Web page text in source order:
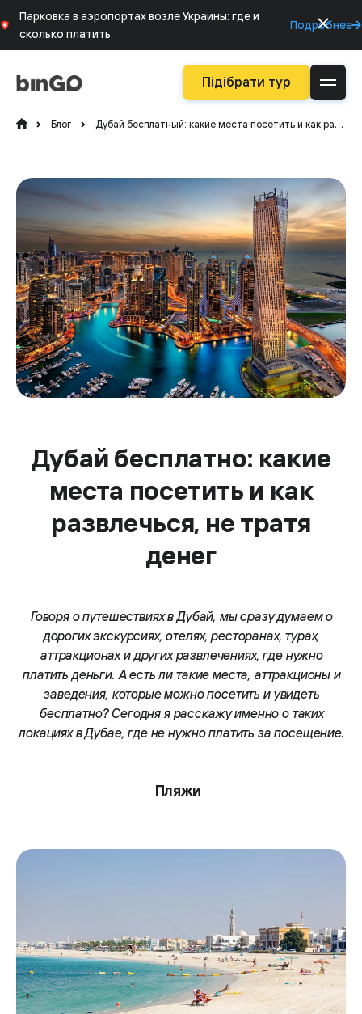
Парковка в аэропортах возле Украины: где и
сколько платить
Подробнее
Підібрати тур
Блог Дубай бесплатный: какие места посетить и как развлечься не тратя денег
Дубай бесплатно: какие
места посетить и как
развлечься, не тратя
денег
Говоря о путешествиях в Дубай, мы сразу думаем о
дорогих экскурсиях, отелях, ресторанах, турах,
аттракционах и других развлечениях, где нужно
платить деньги. А есть ли такие места, аттракционы и
заведения, которые можно посетить и увидеть
бесплатно? Сегодня я расскажу именно о таких
локациях в Дубае, где не нужно платить за посещение.
Пляжи